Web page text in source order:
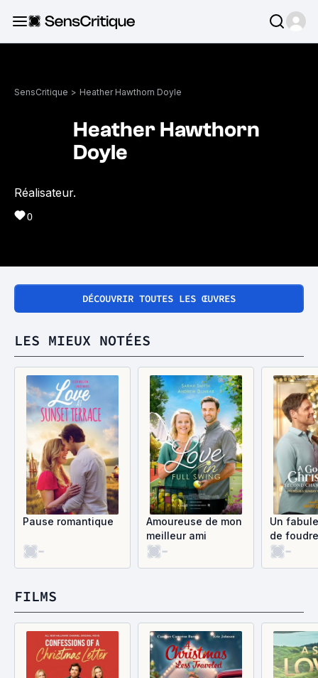
SensCritique > Heather Hawthorn Doyle
Heather Hawthorn
Doyle
Réalisateur.
0
DÉCOUVRIR TOUTES LES ŒUVRES
LES MIEUX NOTÉES
Pause romantique
-
Amoureuse de mon
meilleur ami
-
Un
de
Noël
-
FILMS